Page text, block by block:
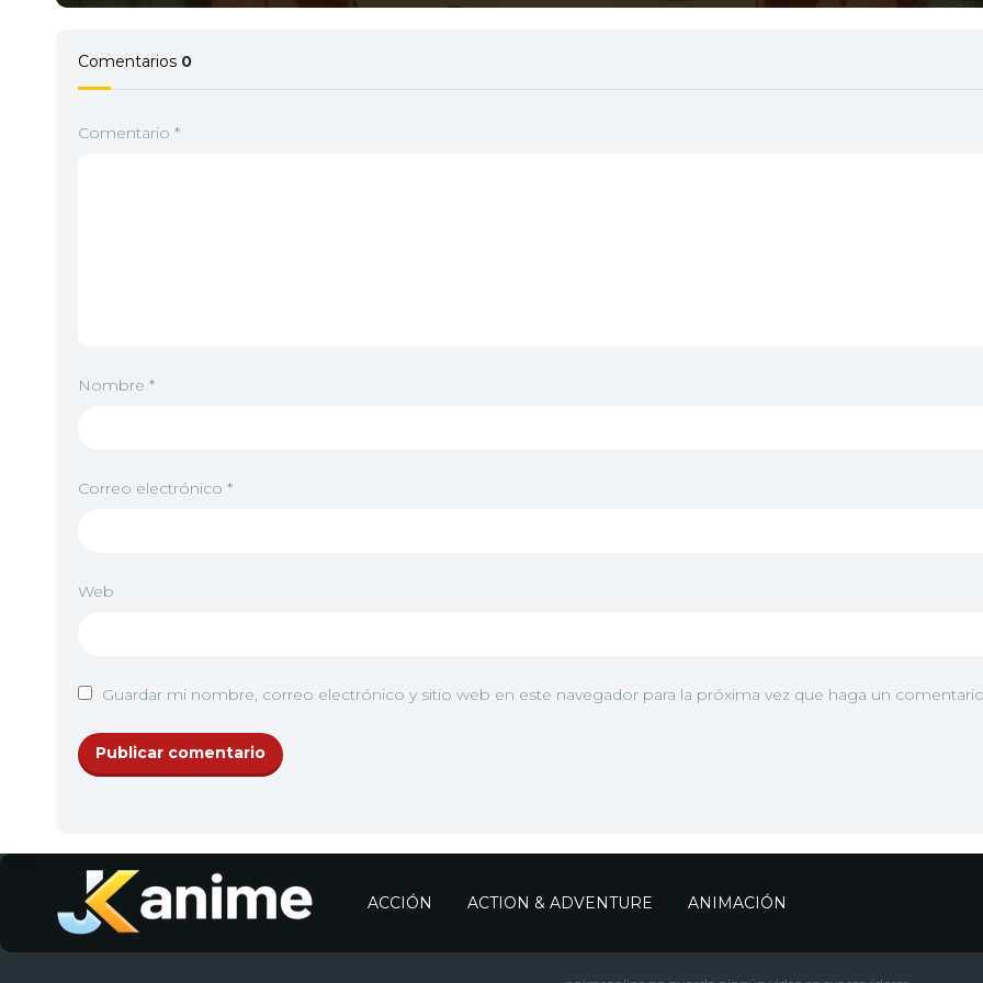
Comentarios 0
Comentario *
Nombre *
Correo electrónico *
Web
Guardar mi nombre, correo electrónico y sitio web en este navegador para la próxima vez que haga un
ACCIÓN ACTION & ADVENTURE ANIMACIÓN